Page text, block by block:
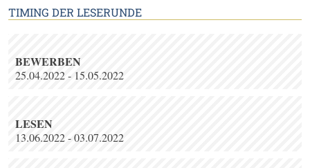
TIMING DER LESERUNDE
BEWERBEN
25.04.2022 - 15.05.2022
LESEN
13.06.2022 - 03.07.2022